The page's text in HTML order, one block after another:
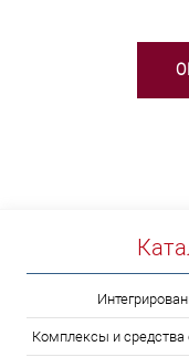
Комплексы и средства